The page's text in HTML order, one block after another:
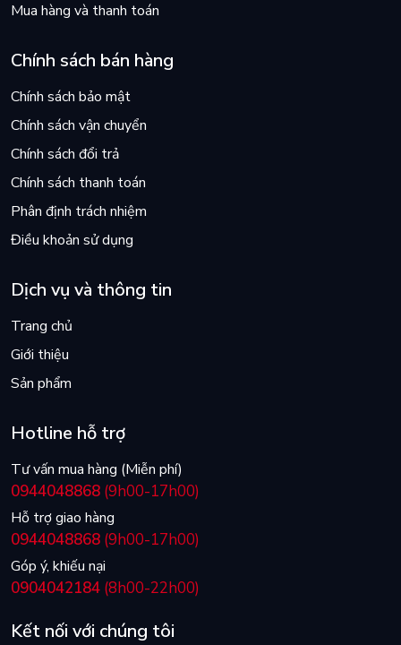
Mua hàng và thanh toán
Chính sách bán hàng
Chính sách bảo mật
Chính sách vận chuyển
Chính sách đổi trả
Chính sách thanh toán
Phân định trách nhiệm
Điều khoản sử dụng
Dịch vụ và thông tin
Trang chủ
Giới thiệu
Sản phẩm
Hotline hỗ trợ
Tư vấn mua hàng (Miễn phí)
0944048868 (9h00-17h00)
Hỗ trợ giao hàng
0944048868 (9h00-17h00)
Góp ý, khiếu nại
0904042184 (8h00-22h00)
Kết nối với chúng tôi